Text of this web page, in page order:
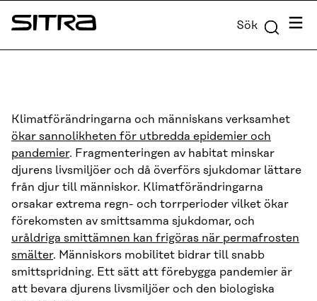
Skip to
content
Sitra Sök Meny
Klimatförändringarna och människans verksamhet
ökar sannolikheten för utbredda epidemier och
pandemier. Fragmenteringen av habitat minskar
djurens livsmiljöer och då överförs sjukdomar lättare
från djur till människor. Klimatförändringarna
orsakar extrema regn- och torrperioder vilket ökar
förekomsten av smittsamma sjukdomar, och
uråldriga smittämnen kan frigöras när permafrosten
smälter. Människors mobilitet bidrar till snabb
smittspridning. Ett sätt att förebygga pandemier är
att bevara djurens livsmiljöer och den biologiska